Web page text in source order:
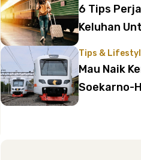
6 Tips
Keluhan
Tips &
Mau Naik
Soekarno-